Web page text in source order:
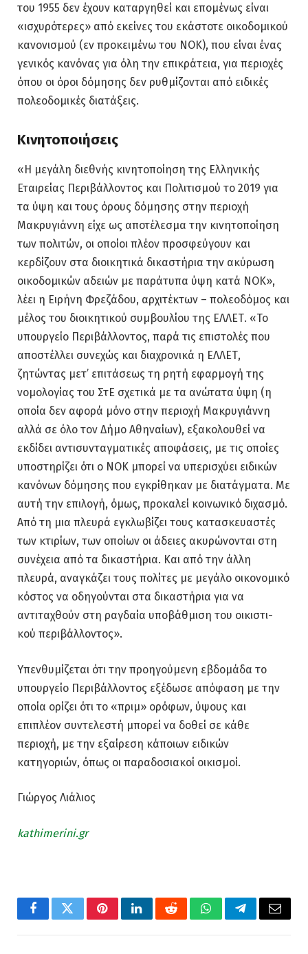
του 1955 δεν έχουν καταργηθεί και επομένως είναι
«ισχυρότερες» από εκείνες του εκάστοτε οικοδομικού
κανονισμού (εν προκειμένω του ΝΟΚ), που είναι ένας
γενικός κανόνας για όλη την επικράτεια, για περιοχές
όπου οι όροι δόμησης δεν ρυθμίζονται από ειδικές
πολεοδομικές διατάξεις.
Κινητοποιήσεις
«Η μεγάλη διεθνής κινητοποίηση της Ελληνικής
Εταιρείας Περιβάλλοντος και Πολιτισμού το 2019 για
τα ύψη και τους όρους δόμησης στην περιοχή
Μακρυγιάννη είχε ως αποτέλεσμα την κινητοποίηση
των πολιτών, οι οποίοι πλέον προσφεύγουν και
κερδίζουν στα διοικητικά δικαστήρια την ακύρωση
οικοδομικών αδειών με παράτυπα ύψη κατά ΝΟΚ»,
λέει η Ειρήνη Φρεζάδου, αρχιτέκτων – πολεοδόμος και
μέλος του διοικητικού συμβουλίου της ΕΛΛΕΤ. «Το
υπουργείο Περιβάλλοντος, παρά τις επιστολές που
αποστέλλει συνεχώς και διαχρονικά η ΕΛΛΕΤ,
ζητώντας μετ’ επιτάσεως τη ρητή εφαρμογή της
νομολογίας του ΣτΕ σχετικά με τα ανώτατα ύψη (η
οποία δεν αφορά μόνο στην περιοχή Μακρυγιάννη
αλλά σε όλο τον Δήμο Αθηναίων), εξακολουθεί να
εκδίδει αντισυνταγματικές αποφάσεις, με τις οποίες
υποστηρίζει ότι ο ΝΟΚ μπορεί να υπερισχύει ειδικών
κανόνων δόμησης που εγκρίθηκαν με διατάγματα. Με
αυτή την επιλογή, όμως, προκαλεί κοινωνικό διχασμό.
Από τη μια πλευρά εγκλωβίζει τους κατασκευαστές
των κτιρίων, των οποίων οι άδειες ακυρώνονται στη
συνέχεια από τα δικαστήρια. Και από την άλλη
πλευρά, αναγκάζει τους πολίτες με μεγάλο οικονομικό
κόστος να οδηγούνται στα δικαστήρια για να
αντιταχθούν στη ραγδαία υποβάθμιση του οικιστι-
κού περιβάλλοντος».
Υπενθυμίζεται ότι την προηγούμενη εβδομάδα το
υπουργείο Περιβάλλοντος εξέδωσε απόφαση με την
οποία ορίζει ότι το «πριμ» ορόφων, ύψους και
επιπλέον συντελεστή μπορεί να δοθεί σε κάθε
περιοχή, με την εξαίρεση κάποιων ειδικών
κατηγοριών, όπως οι παραδοσιακοί οικισμοί.
Γιώργος Λιάλιος
kathimerini.gr
FacebookTwitterPinterestLinkedInRedditWhatsAppTelegramEmail